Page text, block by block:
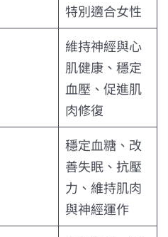
特別適合女性
維持神經與心
肌健康、穩定
血壓、促進肌
肉修復
穩定血糖、改
善失眠、抗壓
力、維持肌肉
與神經運作